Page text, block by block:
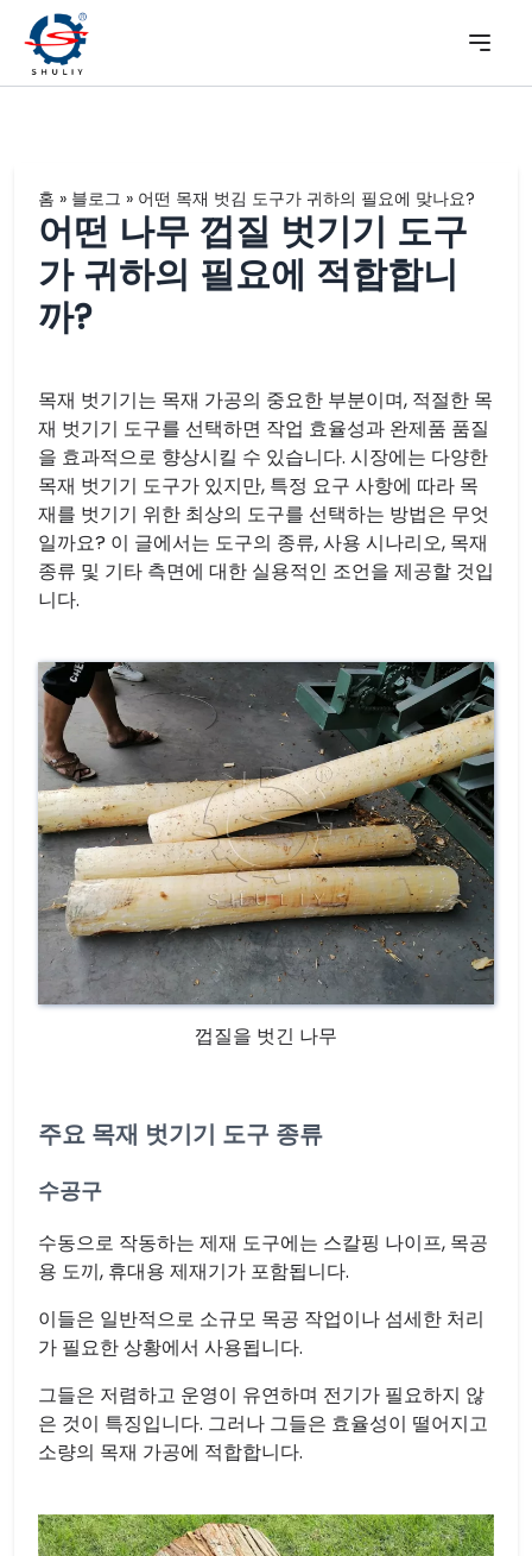
홈 » 블로그 » 어떤 목재 벗김 도구가 귀하의 필요에 맞나요?
어떤 나무 껍질 벗기기 도구
가 귀하의 필요에 적합합니
까?
목재 벗기기는 목재 가공의 중요한 부분이며, 적절한 목
재 벗기기 도구를 선택하면 작업 효율성과 완제품 품질
을 효과적으로 향상시킬 수 있습니다. 시장에는 다양한
목재 벗기기 도구가 있지만, 특정 요구 사항에 따라 목
재를 벗기기 위한 최상의 도구를 선택하는 방법은 무엇
일까요? 이 글에서는 도구의 종류, 사용 시나리오, 목재
종류 및 기타 측면에 대한 실용적인 조언을 제공할 것입
니다.
껍질을 벗긴 나무
주요 목재 벗기기 도구 종류
수공구
수동으로 작동하는 제재 도구에는 스칼핑 나이프, 목공
용 도끼, 휴대용 제재기가 포함됩니다.
이들은 일반적으로 소규모 목공 작업이나 섬세한 처리
가 필요한 상황에서 사용됩니다.
그들은 저렴하고 운영이 유연하며 전기가 필요하지 않
은 것이 특징입니다. 그러나 그들은 효율성이 떨어지고
소량의 목재 가공에 적합합니다.